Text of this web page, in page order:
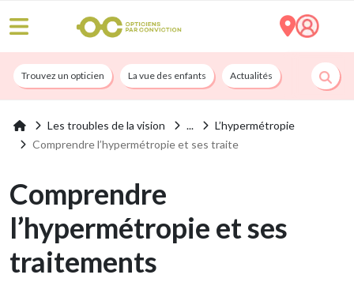
Trouvez un opticien La vue des enfants Actualités Nos services
Les troubles de la vision
L’hypermétropie
Comprendre l’hypermétropie et ses traite
Comprendre
l’hypermétropie et ses
traitements